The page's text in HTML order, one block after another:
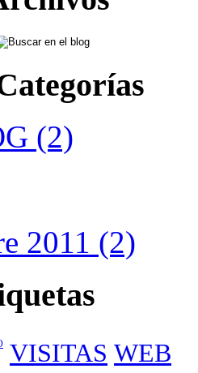
(2)
2011 (2)
VISITAS WEB